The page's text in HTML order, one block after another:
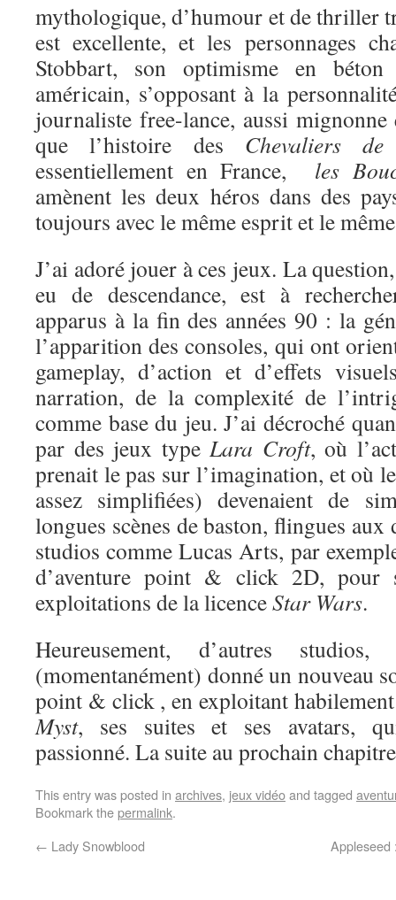
mythologique, d’humour et de thriller
est excellente, et les personnages
Stobbart, son optimisme en
américain, s’opposant à la
journaliste free-lance, aussi
que l’histoire des Chevaliers de
essentiellement en France,
les
amènent les deux héros dans des
toujours avec le même esprit et le
J’ai adoré jouer à ces jeux. La
eu de descendance, est à
apparus à la fin des années 90 : la
l’apparition des consoles, qui ont
gameplay, d’action et d’effets
narration, de la complexité de
comme base du jeu. J’ai décroché
par des jeux type Lara Croft, où
prenait le pas sur l’imagination, et où
assez simplifiées) devenaient de
longues scènes de baston, flingues
studios comme Lucas Arts, par
d’aventure point & click 2D, pour
exploitations de la licenceStar Wars.
Heureusement, d’autres
(momentanément) donné un nouveau
point & click , en exploitant
Myst, ses suites et ses avatars,
passionné. La suite au prochain
This entry was posted in archives, jeux vidéoand tagged
Bookmark thepermalink.
← Lady Snowblood Appleseed